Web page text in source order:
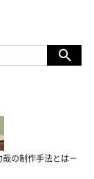
の制作手法とは－